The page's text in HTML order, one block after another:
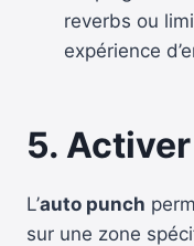
reverbs ou
expérience
5. Activer
L’auto punch
sur une zone